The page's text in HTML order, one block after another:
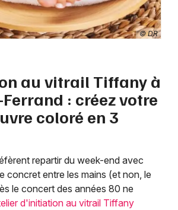
© DR
au vitrail Tiffany à
: créez votre
coloré en 3
repartir du week-end avec
concret entre les mains (et non, le
le concert des années 80 ne
d'initiation au vitrail Tiffany